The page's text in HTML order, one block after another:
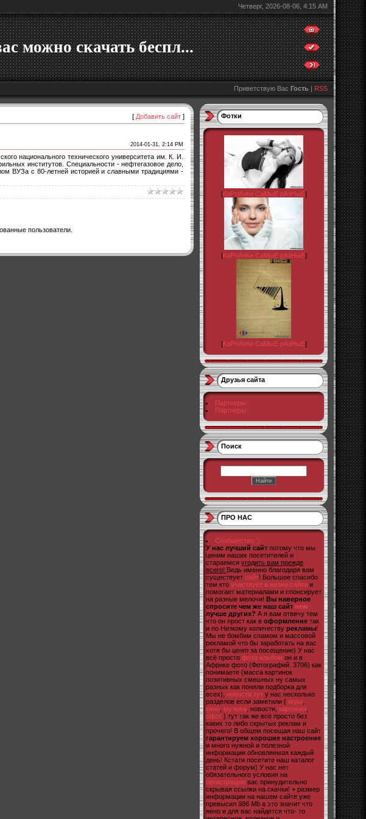
Четверг, 2026-08-06, 4:15 AM
можно скачать беспл...
Приветствую Вас Гость | RSS
[ Добавить сайт ]
2014-01-31, 2:14 PM
национального технического университета им. К. И.
институтов. Специальности - нефтегазовое дело,
ВУЗа с 80-летней историей и славными традициями -
пользователи.
Фотки
[КаРтИнКи СаМыЕ рАзНыЕ]
[КаРтИнКи СаМыЕ рАзНыЕ]
[КаРтИнКи СаМыЕ рАзНыЕ]
Друзья сайта
Партнеры
Партнеры
Поиск
ПРО НАС
Сообщество :)
У нас лучший сайт потому что мы
ценим наших посетителей и
стараемся угодить вам прежде
всего! Ведь именно благодаря вам
существует сайт! Большое спасибо
тем кто участвует в жизни сайта и
помогает материалами и спонсирует
на разные мелочи! Вы наверное
спросите чем же наш сайт new
лучше других? А я вам отвечу тем
что он прост как в оформление так
и по Низкому количеству рекламы!
Мы не бомбим спамом и массовой
рекламой что бы заработать на вас
хотя бы цент за посещение) У нас
всё просто фото альбом он и в
Африке фото (Фотографий: 3706) как
понимаете (масса картинок
позитивных смешных ну самых
разных как поняли подборка для
всех), новости тут у нас несколько
разделов если заметили ( игры
кино музыка , новости, картинки
сфот ) тут так же всё просто без
каких то либо скрытых реклам и
прочего! В общем посещая наш сайт
гарантируем хорошие настроение
и много нужной и полезной
информации обновляемая каждый
день! Кстати посетите наш каталог
статей и форум) У нас нет
обязательного условия на
регистрацию вас принудительно
скрывая ссылки на скачки! + размер
информации на нашем сайте уже
превысил 986 Mb а это значит что
явно и для вас найдется что- то